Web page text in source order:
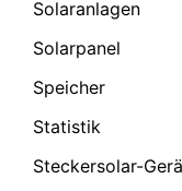
Solaranlagen
Solarpanel
Speicher
Statistik
Steckersolar-